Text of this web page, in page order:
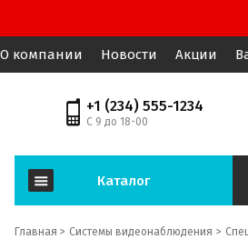
О компании Новости Акции
+1 (234) 555-1234
С 9 до 18-00
Каталог
Главная > Системы видеонаблюдения